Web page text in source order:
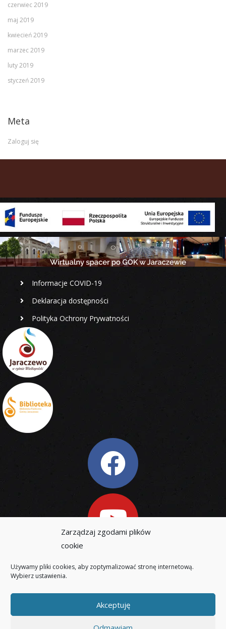
Zarządzaj zgodami plików
cookie
Używamy pliki cookies, aby zoptymalizować stronę internetową.
Wybierz ustawienia.
Akceptuję
czerwiec 2019
maj 2019
kwiecień 2019
marzec 2019
luty 2019
styczeń 2019
Meta
Zaloguj się
Informacje COVID-19
Deklaracja dostępności
Polityka Ochrony Prywatności